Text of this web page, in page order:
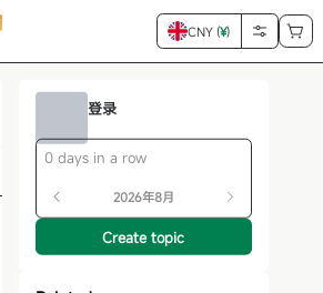
CNY (¥)
登录
0 days in a row
2026年8月
Create topic